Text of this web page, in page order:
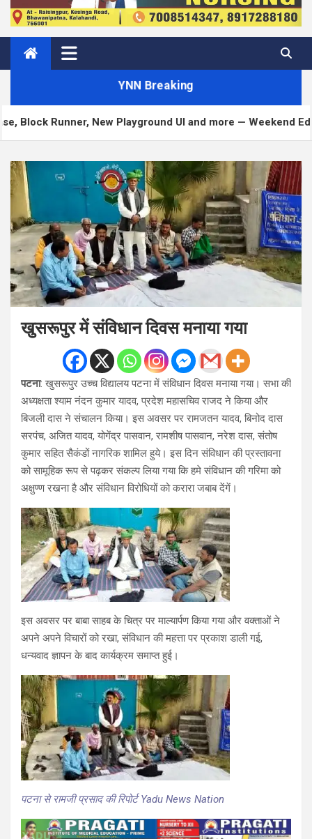
YNN Breaking
New Playground UI and more — Weekend Edition 372
खुसरूपुर में संविधान दिवस मनाया गया
पटना: खुसरूपुर उच्च विद्यालय पटना में संविधान दिवस मनाया गया। सभा की
अध्यक्षता श्याम नंदन कुमार यादव, प्रदेश महासचिव राजद ने किया और
बिजली दास ने संचालन किया। इस अवसर पर रामजतन यादव, बिनोद दास
सरपंच, अजित यादव, योगेंद्र पासवान, रामशीष पासवान, नरेश दास, संतोष
कुमार सहित सैकंडों नागरिक शामिल हुये। इस दिन संविधान की प्रस्तावना
को सामूहिक रूप से पढ़कर संकल्प लिया गया कि हमे संविधान की गरिमा को
अक्षुण्ण रखना है और संविधान विरोधियों को करारा जबाब देंगें।
इस अवसर पर बाबा साहब के चित्र पर माल्यार्पण किया गया और वक्ताओं ने
अपने अपने विचारों को रखा, संविधान की महत्ता पर प्रकाश डाली गई,
धन्यवाद ज्ञापन के बाद कार्यक्रम समाप्त हुई।
पटना से रामजी प्रसाद की रिपोर्ट Yadu News Nation